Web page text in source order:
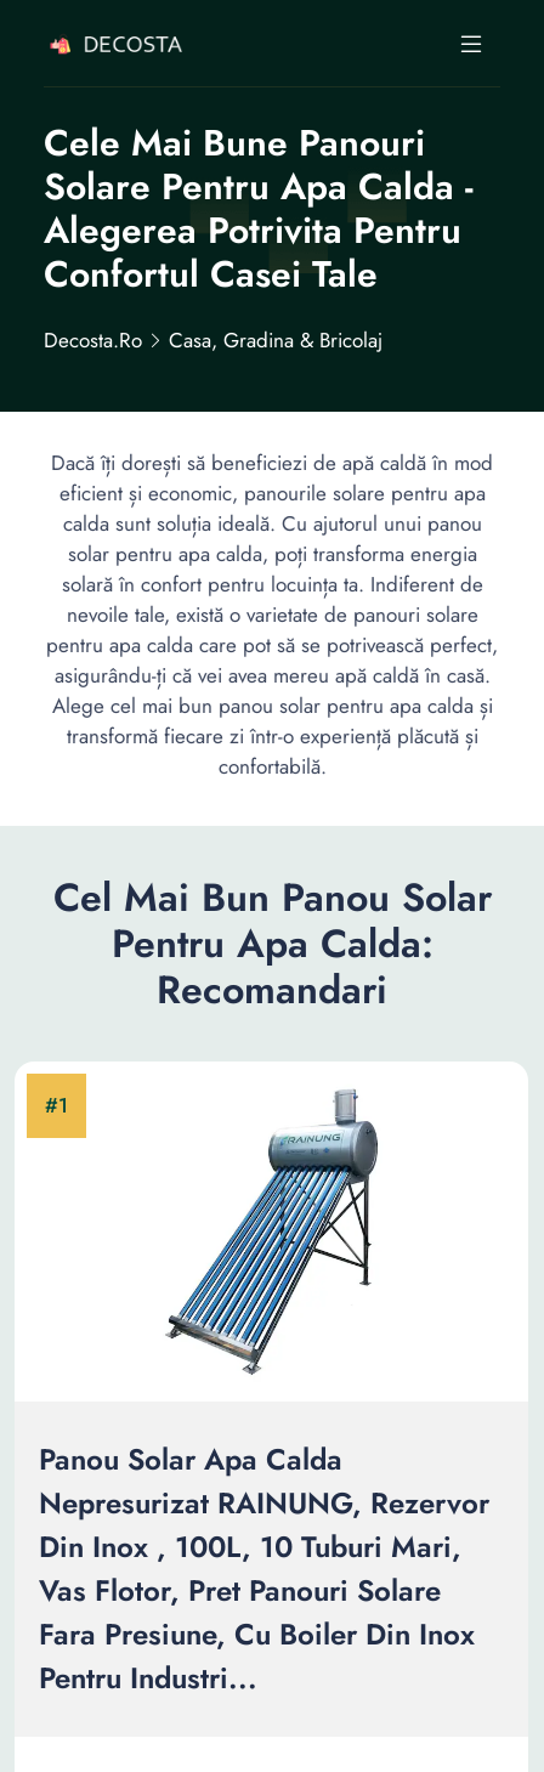
Cele Mai Bune Panouri
Solare Pentru Apa Calda -
Alegerea Potrivita Pentru
Confortul Casei Tale
Decosta.ro Casa, Gradina & Bricolaj
Dacă îți dorești să beneficiezi de apă caldă în mod
eficient și economic, panourile solare pentru apa
calda sunt soluția ideală. Cu ajutorul unui panou
solar pentru apa calda, poți transforma energia
solară în confort pentru locuința ta. Indiferent de
nevoile tale, există o varietate de panouri solare
pentru apa calda care pot să se potrivească perfect,
asigurându-ți că vei avea mereu apă caldă în casă.
Alege cel mai bun panou solar pentru apa calda și
transformă fiecare zi într-o experiență plăcută și
confortabilă.
Cel Mai Bun Panou Solar
Pentru Apa Calda:
Recomandari
Panou Solar Apa Calda
Nepresurizat RAINUNG, Rezervor
Din Inox , 100L, 10 Tuburi Mari,
Vas Flotor, Pret Panouri Solare
Fara Presiune, Cu Boiler Din Inox
Pentru Industri...